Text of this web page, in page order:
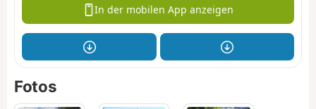
In der mobilen App anzeigen
Fotos